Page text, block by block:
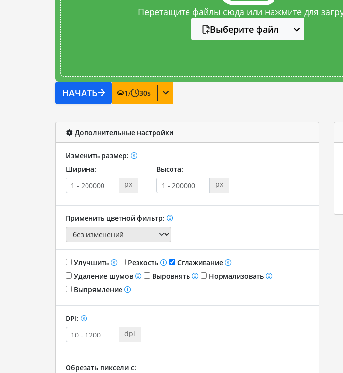
Перетащите файлы сюда или нажмите для
Выберите файл
НАЧАТЬ 1/ 30s
Дополнительные настройки
Изменить размер:
Ширина:
px
Высота:
px
Применить цветной фильтр:
Улучшить Резкость
Сглаживание
Удаление шумов
Выровнять
Нормализовать
Выпрямление
DPI:
dpi
Обрезать пиксели с: